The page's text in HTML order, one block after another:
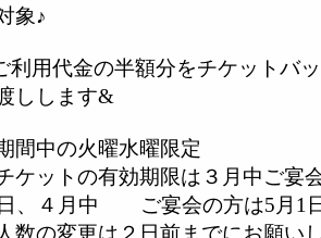
象♪
用代金の半額分をチケットバ
しします&
中の火曜水曜限定
ットの有効期限は３月中ご宴
、４月中 ご宴会の方は5月1日
の変更は２日前までにお願い